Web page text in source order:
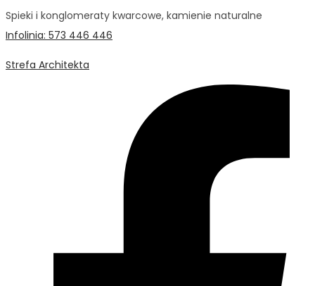
Spieki i konglomeraty kwarcowe, kamienie naturalne
Infolinia: 573 446 446
Strefa Architekta